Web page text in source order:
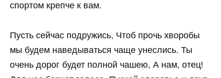
спортом крепче к вам.
Пусть сейчас подружись, Чтоб прочь хворобы
мы будем наведываться чаще унеслись. Ты
очень дорог будет полной чашею, А нам, отец!